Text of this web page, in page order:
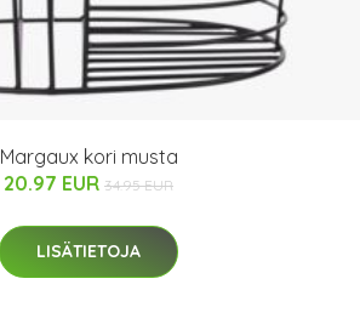
Margaux kori musta
20.97 EUR 34.95 EUR
LISÄTIETOJA